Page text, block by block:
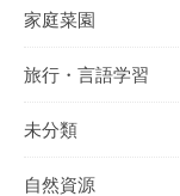
家庭菜園
旅行・言語学習
未分類
自然資源